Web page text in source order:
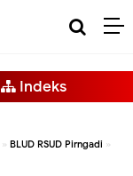
Indeks
» BLUD RSUD Pirngadi »